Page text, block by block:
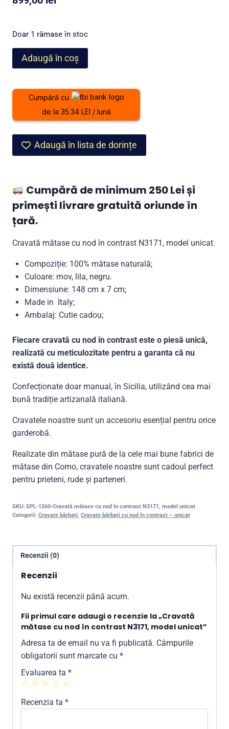
Doar 1 rămase în stoc
Cantitate
Cravată
cu
în
N3171,
model
Adaugă în coș
Cumpără cu
de la 35.34 LEI / lună
Adaugă în lista de dorințe
Cumpără de minimum 250 Lei și
primești livrare gratuită oriunde în
țară.
Cravată mătase cu nod în contrast N3171, model unicat.
Compoziție: 100% mătase naturală;
Culoare: mov, lila, negru.
Dimensiune: 148 cm x 7 cm;
Made in Italy;
Ambalaj: Cutie cadou;
Fiecare cravată cu nod în contrast este o piesă unică,
realizată cu meticulozitate pentru a garanta că nu
există două identice.
Confecționate doar manual, în Sicilia, utilizând cea mai
bună tradiție artizanală italiană.
Cravatele noastre sunt un accesoriu esențial pentru orice
garderobă.
Realizate din mătase pură de la cele mai bune fabrici de
mătase din Como, cravatele noastre sunt cadoul perfect
pentru prieteni, rude și parteneri.
SKU: SPL-1260-Cravată mătase cu nod în contrast N3171, model unicat
Categorii: Cravate bărbați, Cravate bărbați cu nod în contrast – unicat
Recenzii (0)
Recenzii
Nu există recenzii până acum.
Fii primul care adaugi o recenzie la „Cravată
mătase cu nod în contrast N3171, model unicat”
Adresa ta de email nu va fi publicată. Câmpurile
obligatorii sunt marcate cu *
Evaluarea ta *
Recenzia ta *